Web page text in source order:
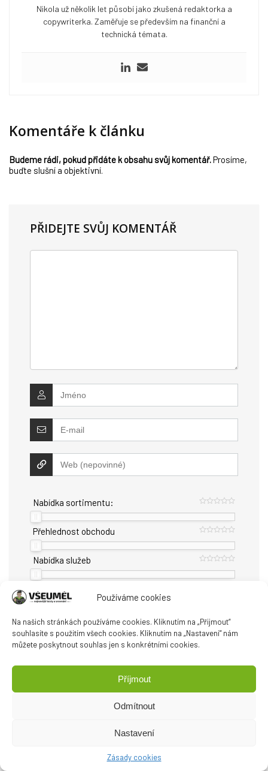
Používáme cookies
Na našich stránkách používáme cookies. Kliknutím na „Přijmout“
souhlasíte s použitím všech cookies. Kliknutím na „Nastavení“ nám
můžete poskytnout souhlas jen s konkrétními cookies.
Příjmout
Odmítnout
Nastavení
Zásady cookies
Nikola už několik let působí jako zkušená redaktorka a
copywriterka. Zaměřuje se především na finanční a
technická témata.
Komentáře k článku
Budeme rádi, pokud přidáte k obsahu svůj komentář.Prosíme,
buďte slušní a objektivní.
PŘIDEJTE SVŮJ KOMENTÁŘ
Nabídka sortimentu:
Přehlednost obchodu
Nabídka služeb
Podpora a komunikace
CELKOVÉ HODNOCENÍ